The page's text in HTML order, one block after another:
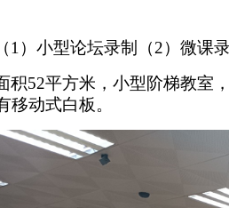
1 ）小型论坛录制（2）微课
积52平方米，小型阶梯教室
移动式白板。